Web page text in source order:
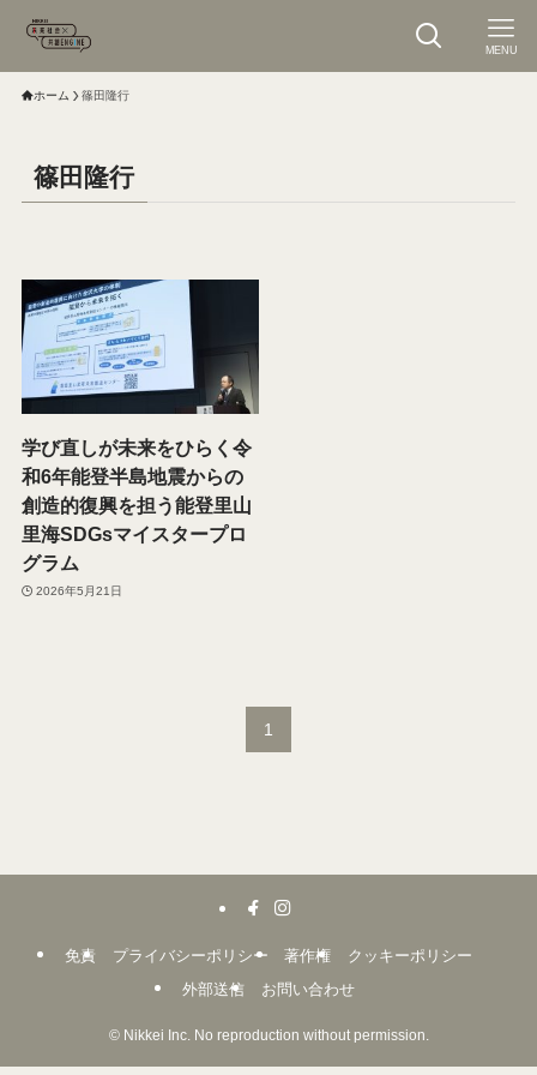
MENU
ホーム 篠田隆行
篠田隆行
学び直しが未来をひらく令
和6年能登半島地震からの
創造的復興を担う能登里山
里海SDGsマイスタープロ
グラム
2026年5月21日
1
免責 プライバシーポリシー 著作権
クッキーポリシー
外部送信
お問い合わせ
©Nikkei Inc. No reproduction without permission.